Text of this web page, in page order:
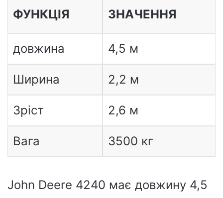
ФУНКЦІЯ ЗНАЧЕННЯ
довжина 4,5 м
Ширина 2,2 м
Зріст 2,6 м
Вага 3500 кг
John Deere 4240 має довжину 4,5